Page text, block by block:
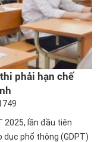
phải hạn chế
2025, lần đầu tiên
phổ thông (GDPT)